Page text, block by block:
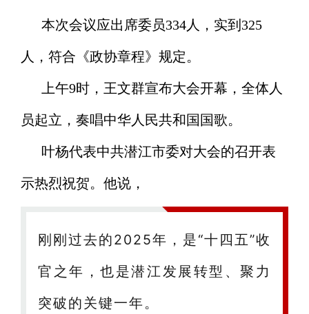
本次会议应出席委员334人，实到325
人，符合《政协章程》规定。
上午9时，王文群宣布大会开幕，全体人
员起立，奏唱中华人民共和国国歌。
叶杨代表中共潜江市委对大会的召开表
示热烈祝贺。他说，
刚刚过去的2025年，是“十四五”收
官之年，也是潜江发展转型、聚力
突破的关键一年。